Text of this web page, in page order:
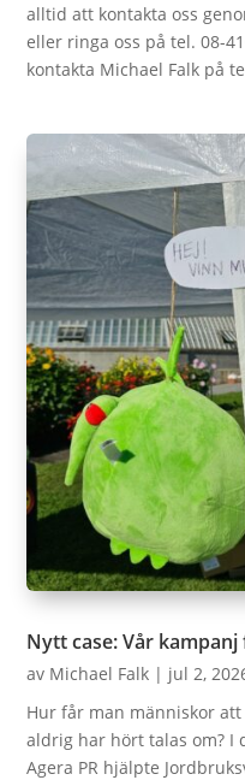
alltid att kontakta oss
eller ringa oss på tel. 08-
kontakta Michael Falk på
Nytt case: Vår
av Michael Falk | jul 2,
Hur får man människor
aldrig har hört talas om? I
Agera PR hjälpte